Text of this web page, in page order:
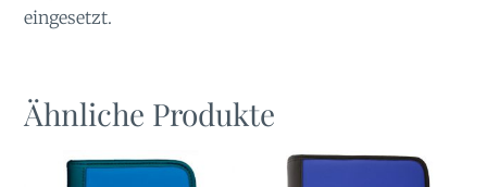
eingesetzt.
Ähnliche Produkte